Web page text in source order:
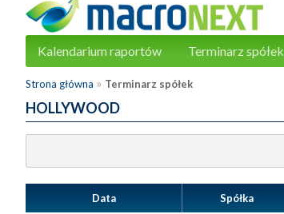
Kalendarium raportów Terminarz spółek
Strona główna » Terminarz spółek
HOLLYWOOD
Data Spółka